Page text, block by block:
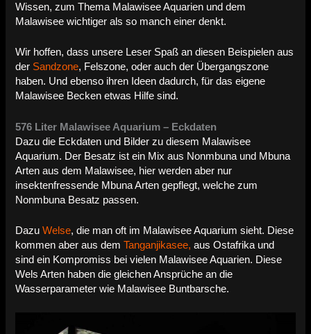
Wissen, zum Thema Malawisee Aquarien und dem
Malawisee wichtiger als so manch einer denkt.
Wir hoffen, dass unsere Leser Spaß an diesen Beispielen aus
der Sandzone, Felszone, oder auch der Übergangszone
haben. Und ebenso ihren Ideen dadurch, für das eigene
Malawisee Becken etwas Hilfe sind.
576 Liter Malawisee Aquarium – Eckdaten
Dazu die Eckdaten und Bilder zu diesem Malawisee
Aquarium. Der Besatz ist ein Mix aus Nonmbuna und Mbuna
Arten aus dem Malawisee, hier werden aber nur
insektenfressende Mbuna Arten gepflegt, welche zum
Nonmbuna Besatz passen.
DazuWelse, die man oft im Malawisee Aquarium sieht. Diese
kommen aber aus demTanganjikasee, aus Ostafrika und
sind ein Kompromiss bei vielen Malawisee Aquarien. Diese
Wels Arten haben die gleichen Ansprüche an die
Wasserparameter wie Malawisee Buntbarsche.